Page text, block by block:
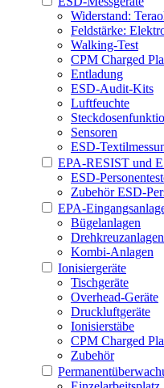
Widerstand:
Feldstärke:
Walking-Test
CPM Charged
Entladung
ESD-Audit-Kits
Luftfeuchte
Sensoren
ESD-
EPA-RESIST und
ESD-
Zubehör ESD-
EPA-
Bügelanlagen
Drehkreuzanlagen
Kombi-Anlagen
Ionisiergeräte
Tischgeräte
Overhead-Geräte
Druckluftgeräte
Ionisierstäbe
CPM Charged
Zubehör